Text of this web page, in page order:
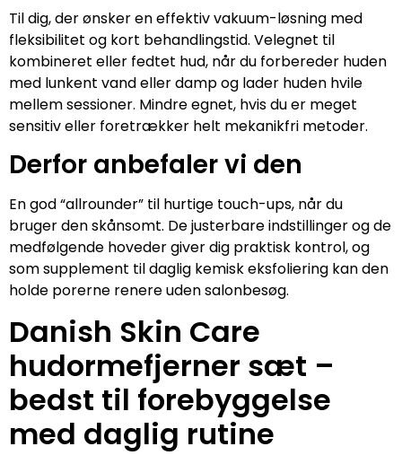
Til dig, der ønsker en effektiv vakuum-løsning med
fleksibilitet og kort behandlingstid. Velegnet til
kombineret eller fedtet hud, når du forbereder huden
med lunkent vand eller damp og lader huden hvile
mellem sessioner. Mindre egnet, hvis du er meget
sensitiv eller foretrækker helt mekanikfri metoder.
Derfor anbefaler vi den
En god “allrounder” til hurtige touch-ups, når du
bruger den skånsomt. De justerbare indstillinger og de
medfølgende hoveder giver dig praktisk kontrol, og
som supplement til daglig kemisk eksfoliering kan den
holde porerne renere uden salonbesøg.
Danish Skin Care
hudormefjerner sæt –
bedst til forebyggelse
med daglig rutine